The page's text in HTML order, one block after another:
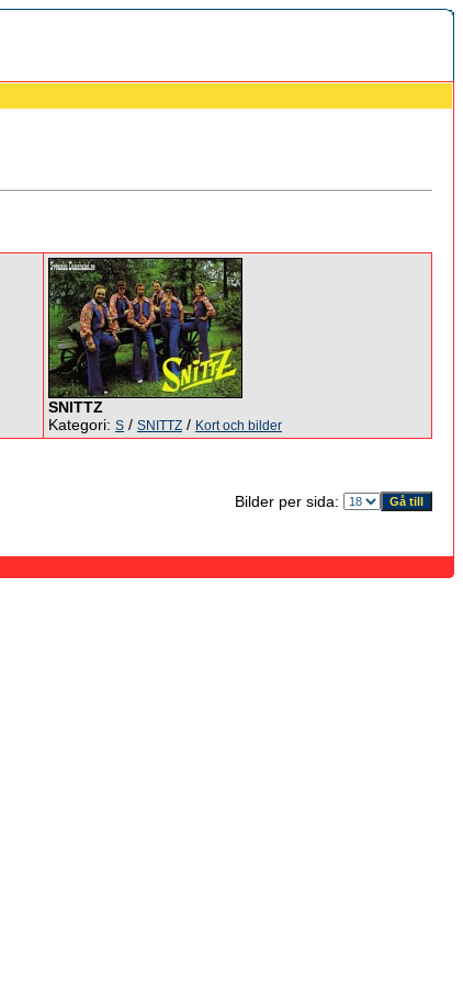
SNITTZ
Kategori: S / SNITTZ / Kort och bilder
Bilder per sida: